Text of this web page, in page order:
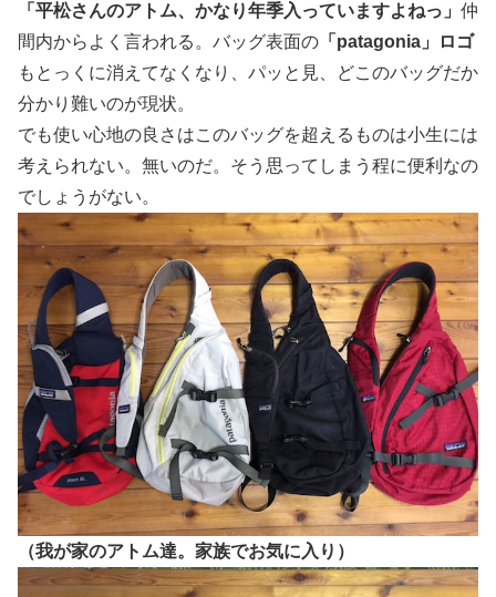
「平松さんのアトム、かなり年季入っていますよねっ」 仲
間内からよく言われる。バッグ表面の 「patagonia」ロゴ
もとっくに消えてなくなり、パッと見、どこのバッグだか
分かり難いのが現状。
でも使い心地の良さはこのバッグを超えるものは小生には
考えられない。無いのだ。そう思ってしまう程に便利なの
でしょうがない。
（我が家のアトム達。家族でお気に入り）